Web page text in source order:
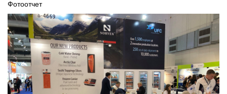
Фотоотчет